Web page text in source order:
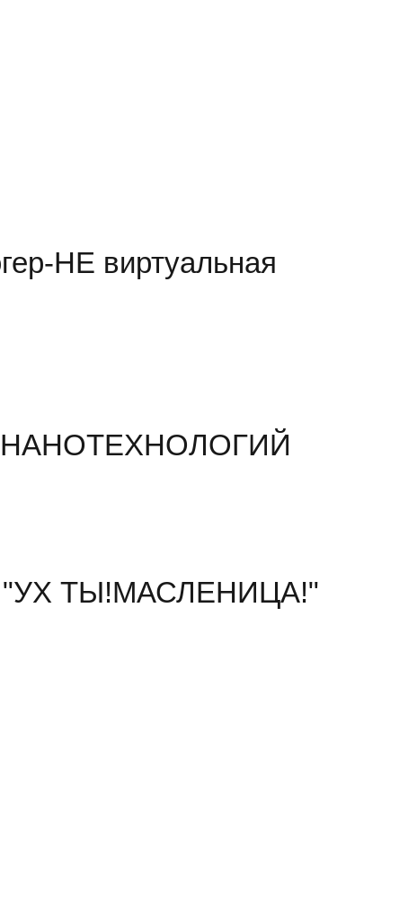
НЕ виртуальная
НАНОТЕХНОЛОГИЙ
"УХ ТЫ!МАСЛЕНИЦА!"